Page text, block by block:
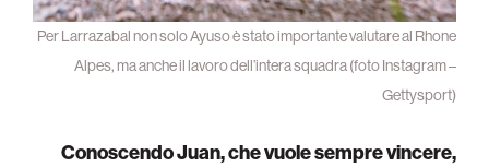
Per Larrazabal non solo Ayuso è stato importante valutare al Rhone
Alpes, ma anche il lavoro dell’intera squadra (foto Instagram –
Gettysport)
Conoscendo Juan, che vuole sempre vincere,